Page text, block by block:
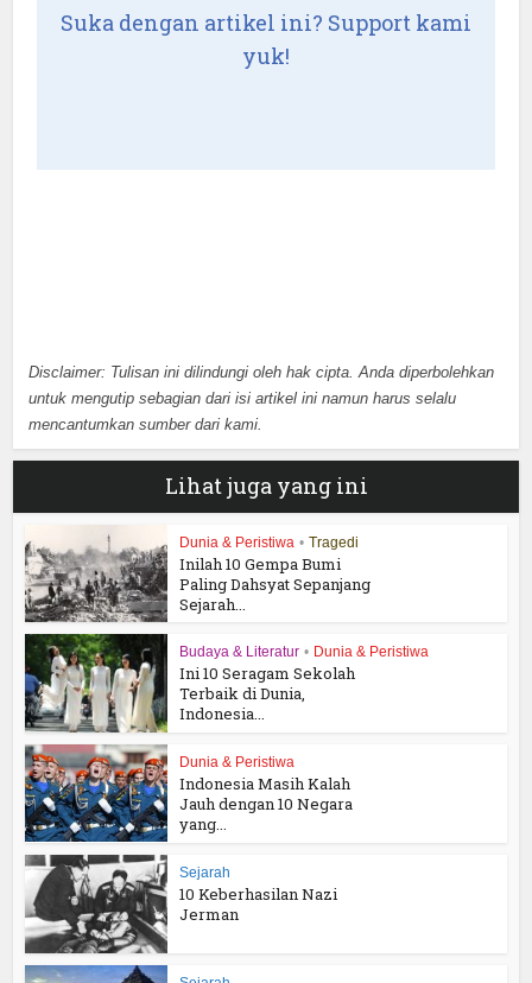
Suka dengan artikel ini? Support kami
yuk!
Disclaimer: Tulisan ini dilindungi oleh hak cipta. Anda diperbolehkan
untuk mengutip sebagian dari isi artikel ini namun harus selalu
mencantumkan sumber dari kami.
Lihat juga yang ini
Dunia & Peristiwa • Tragedi
Inilah 10 Gempa Bumi
Paling Dahsyat Sepanjang
Sejarah...
Budaya & Literatur • Dunia & Peristiwa
Ini 10 Seragam Sekolah
Terbaik di Dunia,
Indonesia...
Dunia & Peristiwa
Indonesia Masih Kalah
Jauh dengan 10 Negara
yang...
Sejarah
10 Keberhasilan Nazi
Jerman